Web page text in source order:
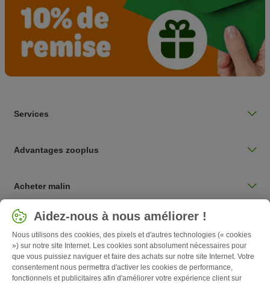
Services
Advantages zooplus
Acheter malin
Sélectionnez votre pays
Belgique / BE
Follow zooplus
Aidez-nous à nous améliorer !
Nous utilisons des cookies, des pixels et d'autres technologies (« cookies
») sur notre site Internet. Les cookies sont absolument nécessaires pour
que vous puissiez naviguer et faire des achats sur notre site Internet. Votre
consentement nous permettra d'activer les cookies de performance,
fonctionnels et publicitaires afin d'améliorer votre expérience client sur